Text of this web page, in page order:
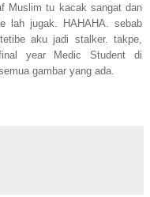
Muslim tu kacak sangat dan
lah jugak. HAHAHA. sebab
aku jadi stalker. takpe,
year Medic Student di
gambar yang ada.